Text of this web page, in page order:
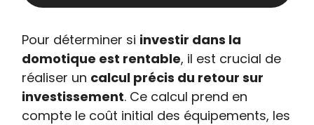
Pour déterminer si investir dans la
domotique est rentable, il est crucial de
réaliser un calcul précis du retour sur
investissement. Ce calcul prend en
compte le coût initial des équipements, les